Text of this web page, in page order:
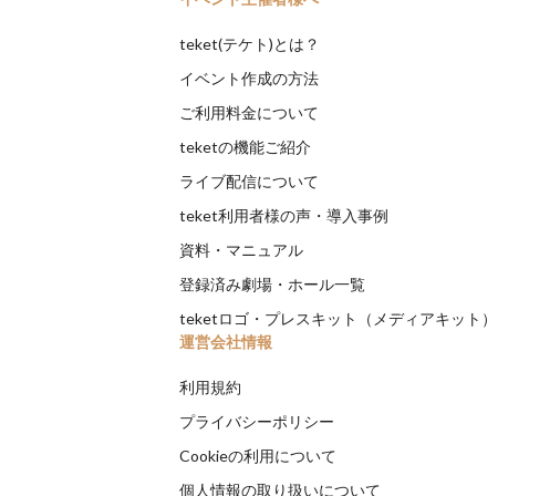
teket(テケト)とは？
イベント作成の方法
ご利用料金について
teketの機能ご紹介
ライブ配信について
teket利用者様の声・導入事例
資料・マニュアル
登録済み劇場・ホール一覧
teketロゴ・プレスキット（メディアキット）
運営会社情報
利用規約
プライバシーポリシー
Cookieの利用について
個人情報の取り扱いについて